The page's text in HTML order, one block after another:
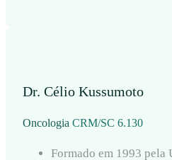
Dr. Célio Kussumoto
Oncologia CRM/SC 6.130
Formado em 1993 pela